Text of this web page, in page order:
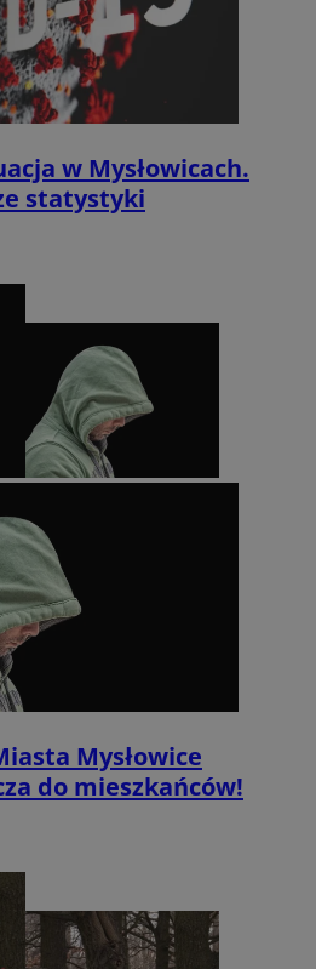
w Mysłowicach.
statystyki
Mysłowice
do mieszkańców!